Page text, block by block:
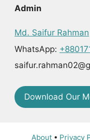
Admin
Md. Saifur Rahman
WhatsApp:
Download Our
About• Privacy